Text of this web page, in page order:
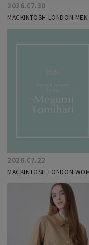
2026.07.30
MACKINTOSH LONDON
2026.07.22
MACKINTOSH LONDON